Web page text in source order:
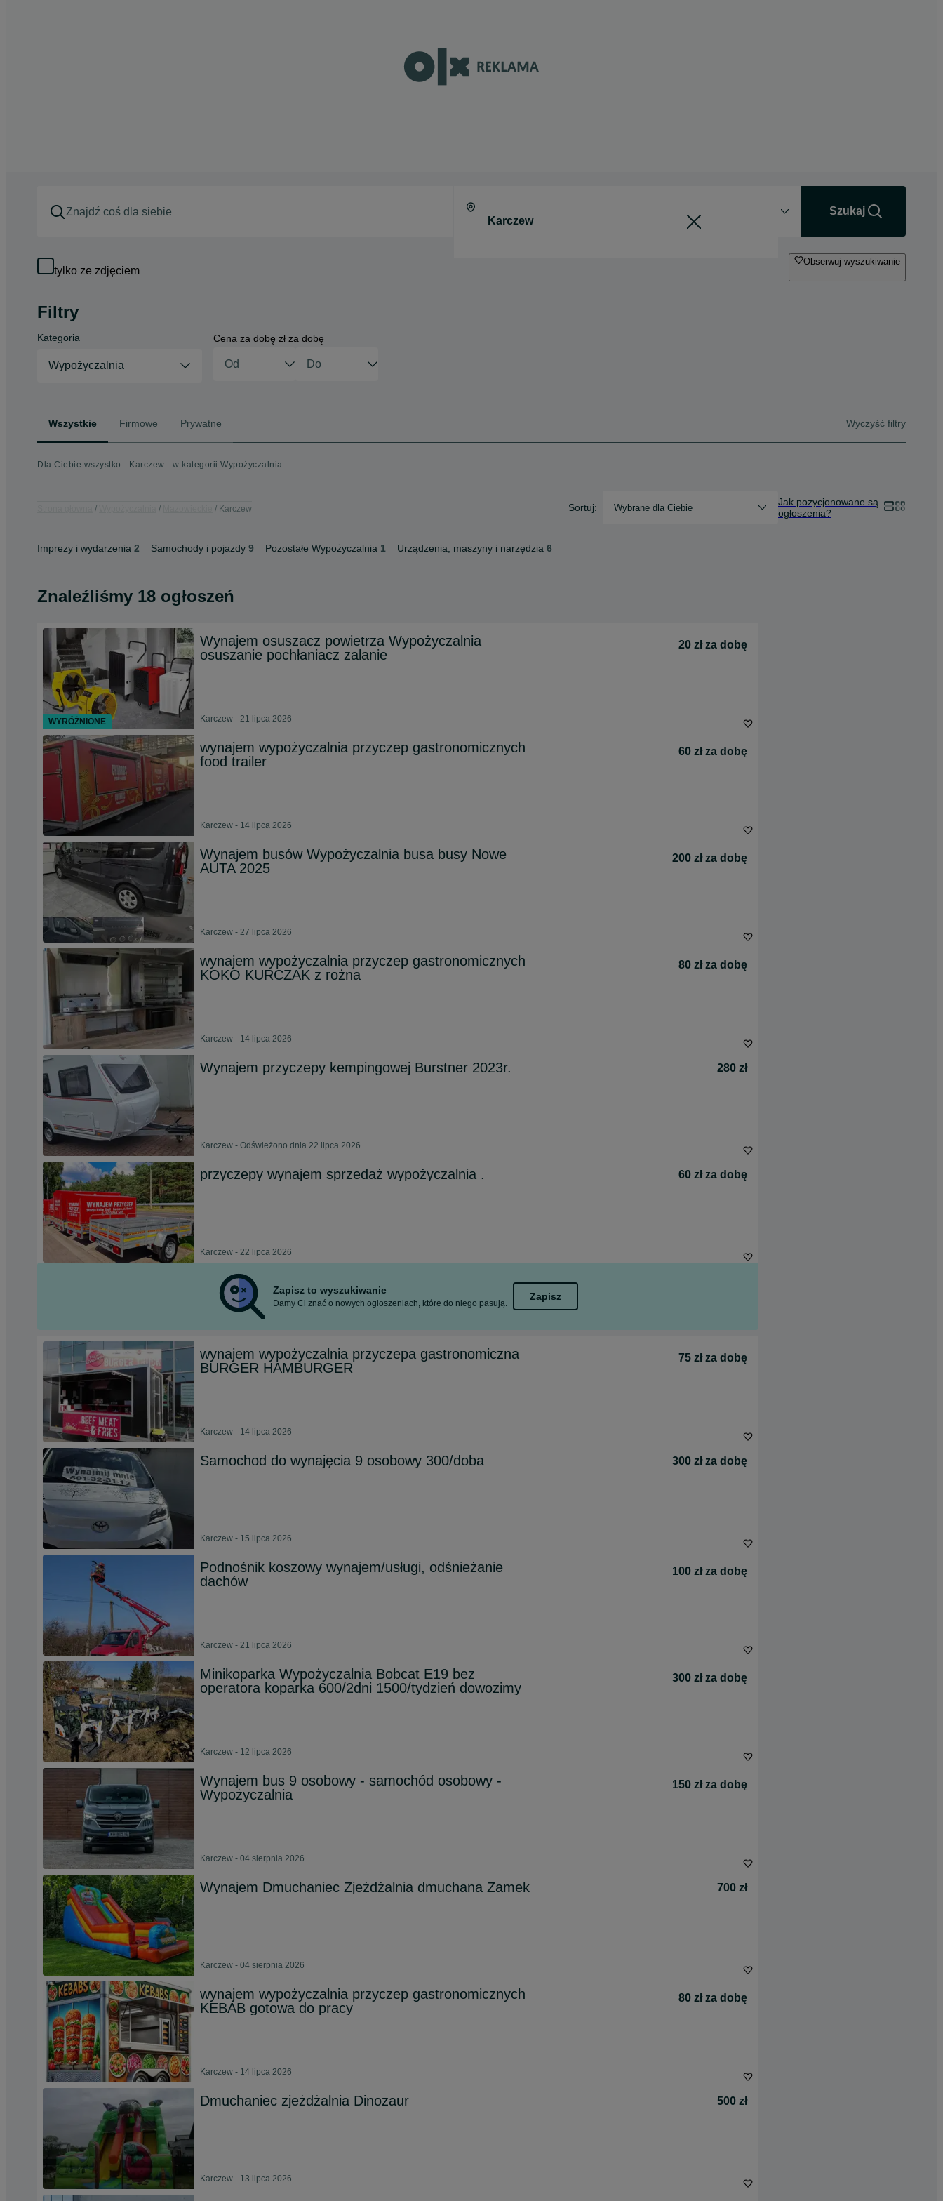
Szukaj
tylko ze zdjęciem
Obserwuj wyszukiwanie
Filtry
Kategoria
Wypożyczalnia
Cena za dobę zł za dobę
Wszystkie Firmowe Prywatne Wyczyść filtry
Dla Ciebie wszystko - Karczew - w kategorii Wypożyczalnia
Karczew Sortuj: Wybrane dla Ciebie
Jak pozycjonowane są
ogłoszenia?
Imprezy i wydarzenia 2 Samochody i pojazdy 9 Pozostałe Wypożyczalnia 1 Urządzenia, maszyny i narzędzia 6
Znaleźliśmy 18 ogłoszeń
Wynajem osuszacz powietrza Wypożyczalnia
osuszanie pochłaniacz zalanie
20 zł za dobę
Karczew - 21 lipca 2026
wynajem wypożyczalnia przyczep gastronomicznych
food trailer
60 zł za dobę
Karczew - 14 lipca 2026
Wynajem busów Wypożyczalnia busa busy Nowe
AUTA 2025
200 zł za dobę
Karczew - 27 lipca 2026
wynajem wypożyczalnia przyczep gastronomicznych
KOKO KURCZAK z rożna
80 zł za dobę
Karczew - 14 lipca 2026
Wynajem przyczepy kempingowej Burstner 2023r. 280 zł
Karczew - Odświeżono dnia 22 lipca 2026
przyczepy wynajem sprzedaż wypożyczalnia . 60 zł za dobę
Karczew - 22 lipca 2026
Zapisz to wyszukiwanie
Damy Ci znać o nowych ogłoszeniach, które do niego pasują.
Zapisz
wynajem wypożyczalnia przyczepa gastronomiczna
BURGER HAMBURGER
75 zł za dobę
Karczew - 14 lipca 2026
Samochod do wynajęcia 9 osobowy 300/doba 300 zł za dobę
Karczew - 15 lipca 2026
Podnośnik koszowy wynajem/usługi, odśnieżanie
dachów
100 zł za dobę
Karczew - 21 lipca 2026
Minikoparka Wypożyczalnia Bobcat E19 bez
operatora koparka 600/2dni 1500/tydzień dowozimy
300 zł za dobę
Karczew - 12 lipca 2026
Wynajem bus 9 osobowy - samochód osobowy -
Wypożyczalnia
150 zł za dobę
Karczew - 04 sierpnia 2026
Wynajem Dmuchaniec Zjeżdżalnia dmuchana Zamek 700 zł
Karczew - 04 sierpnia 2026
wynajem wypożyczalnia przyczep gastronomicznych
KEBAB gotowa do pracy
80 zł za dobę
Karczew - 14 lipca 2026
Dmuchaniec zjeżdżalnia Dinozaur 500 zł
Karczew - 13 lipca 2026
WYRÓŻNIONE